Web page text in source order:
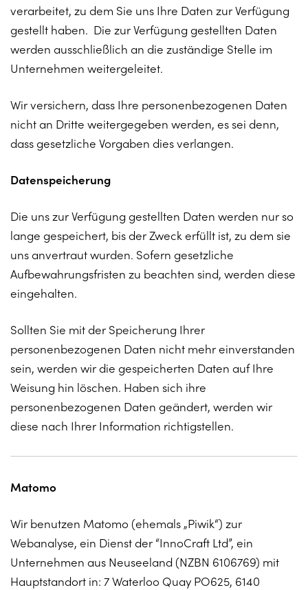
verarbeitet, zu dem Sie uns Ihre Daten zur Verfügung
gestellt haben. Die zur Verfügung gestellten Daten
werden ausschließlich an die zuständige Stelle im
Unternehmen weitergeleitet.
Wir versichern, dass Ihre personenbezogenen Daten
nicht an Dritte weitergegeben werden, es sei denn,
dass gesetzliche Vorgaben dies verlangen.
Datenspeicherung
Die uns zur Verfügung gestellten Daten werden nur so
lange gespeichert, bis der Zweck erfüllt ist, zu dem sie
uns anvertraut wurden. Sofern gesetzliche
Aufbewahrungsfristen zu beachten sind, werden diese
eingehalten.
Sollten Sie mit der Speicherung Ihrer
personenbezogenen Daten nicht mehr einverstanden
sein, werden wir die gespeicherten Daten auf Ihre
Weisung hin löschen. Haben sich ihre
personenbezogenen Daten geändert, werden wir
diese nach Ihrer Information richtigstellen.
Matomo
Wir benutzen Matomo (ehemals „Piwik“) zur
Webanalyse, ein Dienst der “InnoCraft Ltd”, ein
Unternehmen aus Neuseeland (NZBN 6106769) mit
Hauptstandort in: 7 Waterloo Quay PO625, 6140